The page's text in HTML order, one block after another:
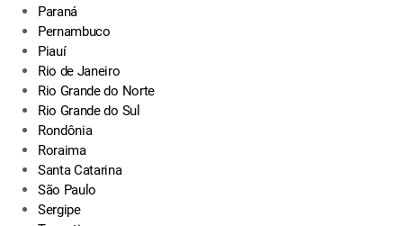
Paraná
Pernambuco
Piauí
Rio de Janeiro
Rio Grande do Norte
Rio Grande do Sul
Rondônia
Roraima
Santa Catarina
São Paulo
Sergipe